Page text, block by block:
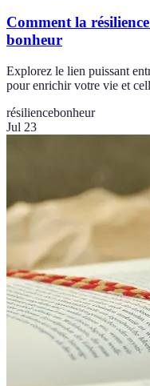
Comment la
bonheur
Explorez le lien puissant
pour enrichir votre vie et
résiliencebonheur
Jul 23